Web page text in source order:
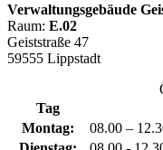
Verwaltungsgebäude
Raum: E.02
Geiststraße 47
59555 Lippstadt
Tag
Montag:
08.00 –